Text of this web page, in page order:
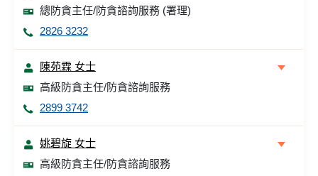
總防貪主任/防貪諮詢服務 (署理)
2826 3232
陳苑霖 女士
高級防貪主任/防貪諮詢服務
2899 3742
姚碧旋 女士
高級防貪主任/防貪諮詢服務